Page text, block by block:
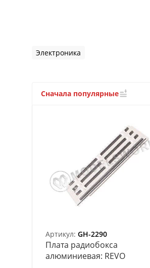
Электроника
Сначала популярные
Артикул: GH-2290
Плата радиобокса
алюминиевая: REVO